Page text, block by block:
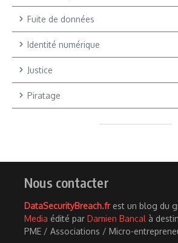
Fuite de données
Identité numérique
Justice
Piratage
Nous contacter
DataSecurityBreach.frest un blog du
Media édité par Damien Bancal à
PME / Associations / Micro-